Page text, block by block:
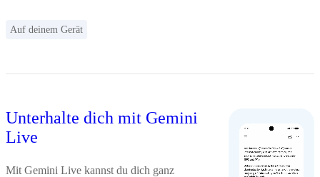
Auf deinem Gerät
Unterhalte dich mit Gemini
Live
Mit Gemini Live kannst du dich ganz